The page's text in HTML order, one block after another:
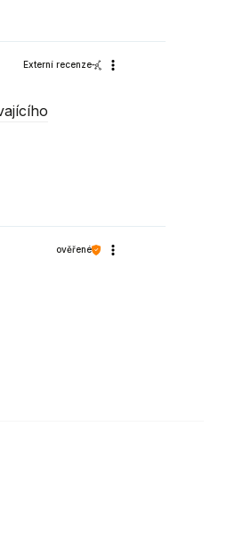
37-125 Czarna 825
Externí recenze
ověřené